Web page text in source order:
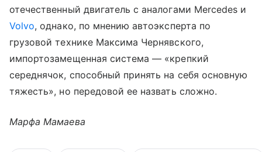
отечественный двигатель с аналогами Mercedes и
Volvo, однако, по мнению автоэксперта по
грузовой технике Максима Чернявского,
импортозамещенная система — «крепкий
середнячок, способный принять на себя основную
тяжесть», но передовой ее назвать сложно.
Марфа Мамаева